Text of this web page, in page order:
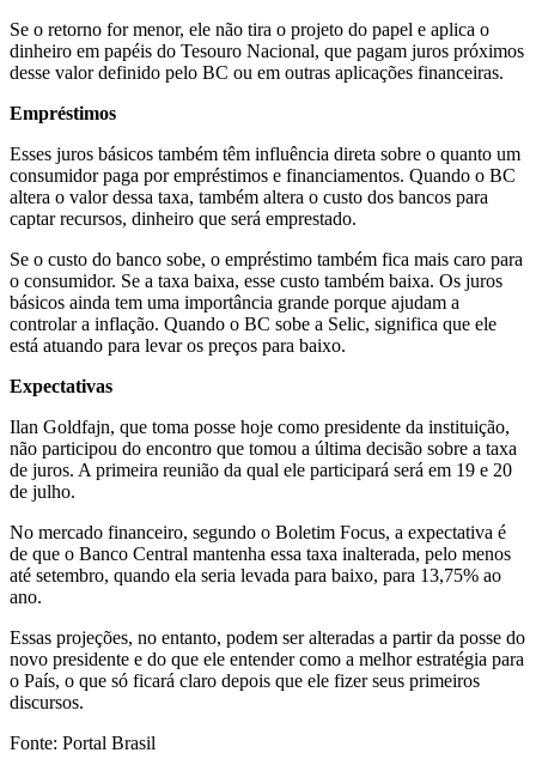
Se o retorno for menor, ele não tira o projeto do papel e aplica o
dinheiro em papéis do Tesouro Nacional, que pagam juros próximos
desse valor definido pelo BC ou em outras aplicações financeiras.
Empréstimos
Esses juros básicos também têm influência direta sobre o quanto um
consumidor paga por empréstimos e financiamentos. Quando o BC
altera o valor dessa taxa, também altera o custo dos bancos para
captar recursos, dinheiro que será emprestado.
Se o custo do banco sobe, o empréstimo também fica mais caro para
o consumidor. Se a taxa baixa, esse custo também baixa. Os juros
básicos ainda tem uma importância grande porque ajudam a
controlar a inflação. Quando o BC sobe a Selic, significa que ele
está atuando para levar os preços para baixo.
Expectativas
Ilan Goldfajn, que toma posse hoje como presidente da instituição,
não participou do encontro que tomou a última decisão sobre a taxa
de juros. A primeira reunião da qual ele participará será em 19 e 20
de julho.
No mercado financeiro, segundo o Boletim Focus, a expectativa é
de que o Banco Central mantenha essa taxa inalterada, pelo menos
até setembro, quando ela seria levada para baixo, para 13,75% ao
ano.
Essas projeções, no entanto, podem ser alteradas a partir da posse do
novo presidente e do que ele entender como a melhor estratégia para
o País, o que só ficará claro depois que ele fizer seus primeiros
discursos.
Fonte: Portal Brasil